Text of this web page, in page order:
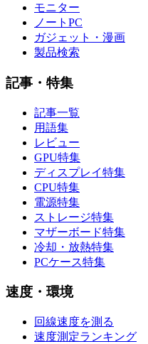
モニター
ノートPC
ガジェット・漫画
製品検索
記事・特集
記事一覧
用語集
レビュー
GPU特集
ディスプレイ特集
CPU特集
電源特集
ストレージ特集
マザーボード特集
冷却・放熱特集
PCケース特集
速度・環境
回線速度を測る
速度測定ランキング